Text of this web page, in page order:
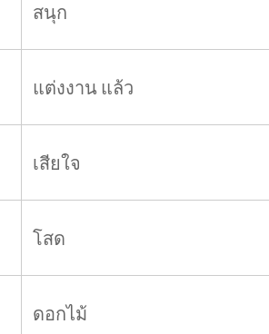
สนุก
แต่งงาน แล้ว
เสียใจ
โสด
ดอกไม้